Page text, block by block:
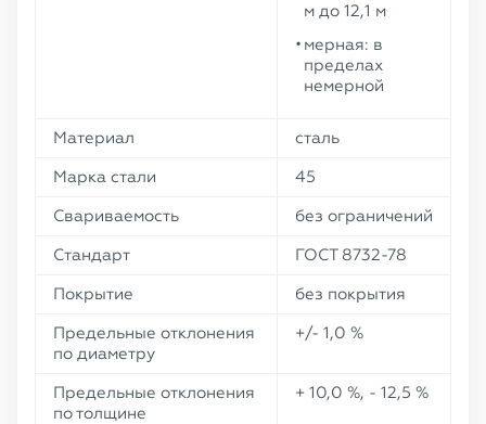
м до 12,1 м
мерная: в
пределах
немерной
Материал
сталь
Марка стали
45
Свариваемость
без ограничений
Стандарт
ГОСТ 8732-78
Покрытие
без покрытия
Предельные отклонения
по диаметру
+/- 1,0 %
Предельные отклонения
по толщине
+ 10,0 %, - 12,5 %